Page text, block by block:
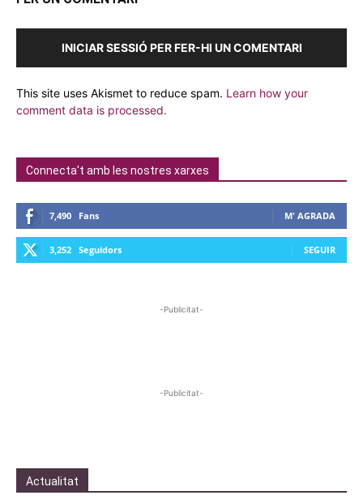
INICIAR SESSIÓ PER FER-HI UN COMENTARI
This site uses Akismet to reduce spam. Learn how your
comment data is processed.
Connecta't amb les nostres xarxes
7,490 Fans M' AGRADA
3,252 Seguidors SEGUIR
-Publicitat-
-Publicitat-
Actualitat